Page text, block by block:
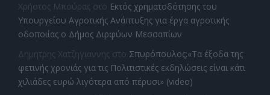
Χρήστος Μπούρας στο Εκτός χρηματοδότησης του
Υπουργείου Αγροτικής Ανάπτυξης για έργα αγροτικής
οδοποιίας ο Δήμος Διρφύων Μεσσαπίων
Δημητρης Χατζηγιαννης στο Σπυρόπουλος:«Τα έξοδα της
φετινής χρονιάς για τις Πολιτιστικές εκδηλώσεις είναι κάτι
χιλιάδες ευρώ λιγότερα από πέρυσι» (video)